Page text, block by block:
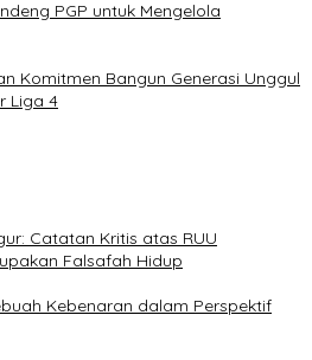
PGP untuk Mengelola
Komitmen Bangun Generasi Unggul
Liga 4
Catatan Kritis atas RUU
Falsafah Hidup
Kebenaran dalam Perspektif